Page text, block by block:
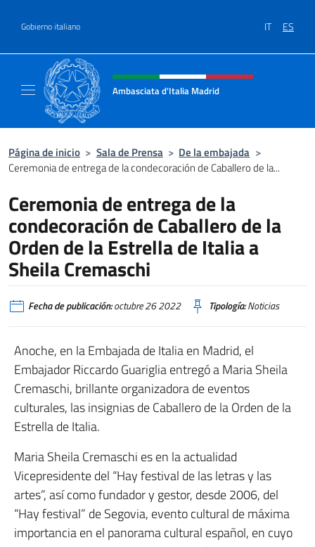
Gobierno italiano IT ES
Encabezado del sitio web,
Ambasciata d'Italia Madrid
Página de inicio > Sala de Prensa > De la embajada >
Ceremonia de entrega de la condecoración de Caballero de la...
Ceremonia de entrega de la
condecoración de Caballero de la
Orden de la Estrella de Italia a
Sheila Cremaschi
Fecha de publicación:octubre 26 2022 Tipología:Noticias
Anoche, en la Embajada de Italia en Madrid, el
Embajador Riccardo Guariglia entregó a Maria Sheila
Cremaschi, brillante organizadora de eventos
culturales, las insignias de Caballero de la Orden de la
Estrella de Italia.
Maria Sheila Cremaschi es en la actualidad
Vicepresidente del “Hay festival de las letras y las
artes”, así como fundador y gestor, desde 2006, del
“Hay festival” de Segovia, evento cultural de máxima
importancia en el panorama cultural español, en cuyo